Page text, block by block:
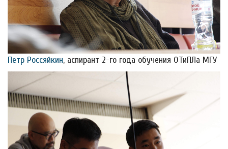
Петр Россяйкин, аспирант 2-го года обучения ОТиПЛа МГУ